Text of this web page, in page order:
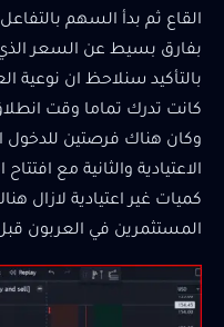
بالتأكيد سنلاحظ ان نوعية
كانت تدرك تماما وقت
وكان هناك فرصتين للدخول
الاعتيادية والثانية مع
كميات غير اعتيادية لازال
المستثمرين في العربون